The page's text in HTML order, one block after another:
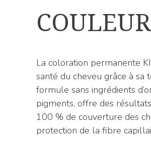
La coloration permanente
santé du cheveu grâce à sa
formule sans ingrédients
pigments, offre des
100 % de couverture des
protection de la fibre